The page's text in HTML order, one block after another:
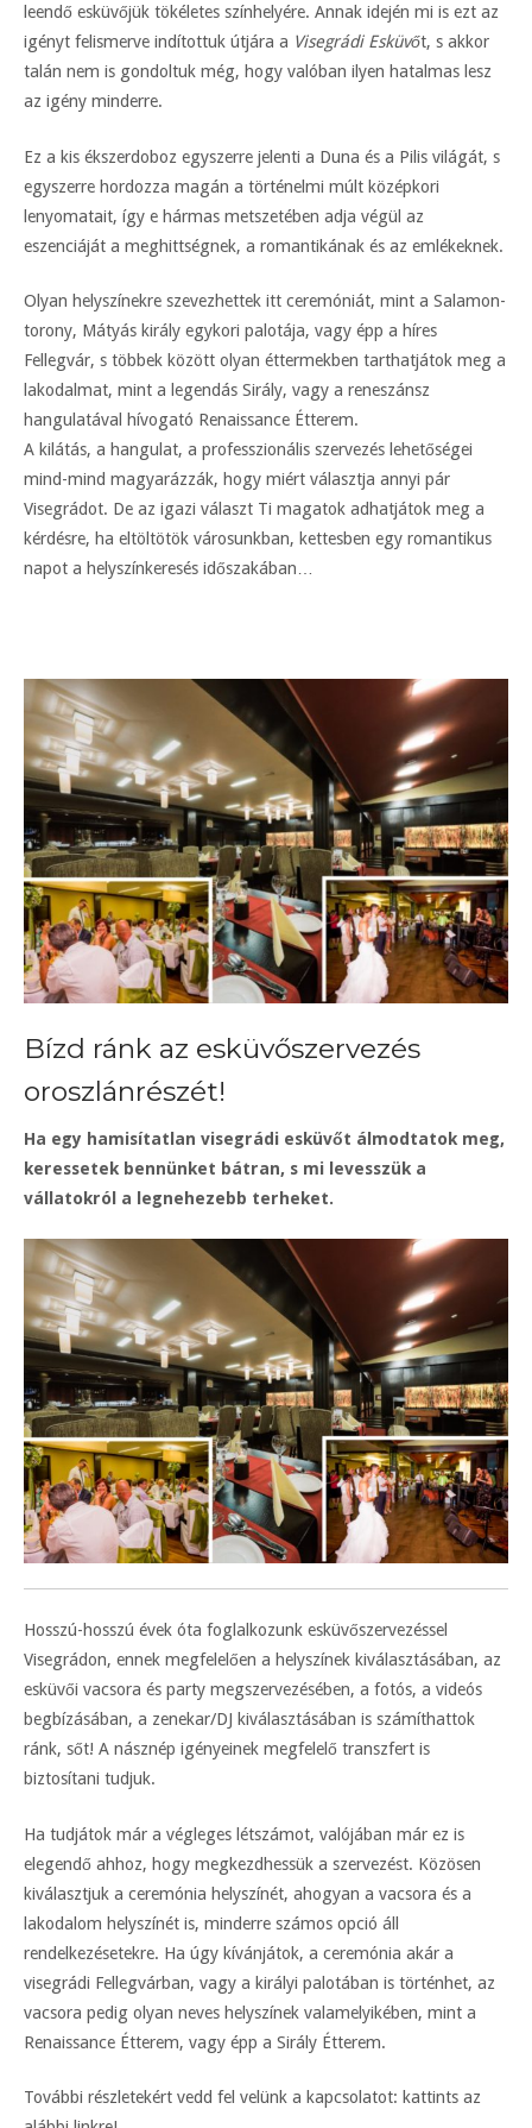
leendő esküvőjük tökéletes színhelyére. Annak idején mi is ezt az
igényt felismerve indítottuk útjára a Visegrádi Esküvőt, s akkor
talán nem is gondoltuk még, hogy valóban ilyen hatalmas lesz
az igény minderre.
Ez a kis ékszerdoboz egyszerre jelenti a Duna és a Pilis világát, s
egyszerre hordozza magán a történelmi múlt középkori
lenyomatait, így e hármas metszetében adja végül az
eszenciáját a meghittségnek, a romantikának és az emlékeknek.
Olyan helyszínekre szevezhettek itt ceremóniát, mint a Salamon-
torony, Mátyás király egykori palotája, vagy épp a híres
Fellegvár, s többek között olyan éttermekben tarthatjátok meg a
lakodalmat, mint a legendás Sirály, vagy a reneszánsz
hangulatával hívogató Renaissance Étterem.
A kilátás, a hangulat, a professzionális szervezés lehetőségei
mind-mind magyarázzák, hogy miért választja annyi pár
Visegrádot. De az igazi választ Ti magatok adhatjátok meg a
kérdésre, ha eltöltötök városunkban, kettesben egy romantikus
napot a helyszínkeresés időszakában…
Bízd ránk az esküvőszervezés
oroszlánrészét!
Ha egy hamisítatlan visegrádi esküvőt álmodtatok meg,
keressetek bennünket bátran, s mi levesszük a
vállatokról a legnehezebb terheket.
Hosszú-hosszú évek óta foglalkozunk esküvőszervezéssel
Visegrádon, ennek megfelelően a helyszínek kiválasztásában, az
esküvői vacsora és party megszervezésében, a fotós, a videós
begbízásában, a zenekar/DJ kiválasztásában is számíthattok
ránk, sőt! A násznép igényeinek megfelelő transzfert is
biztosítani tudjuk.
Ha tudjátok már a végleges létszámot, valójában már ez is
elegendő ahhoz, hogy megkezdhessük a szervezést. Közösen
kiválasztjuk a ceremónia helyszínét, ahogyan a vacsora és a
lakodalom helyszínét is, minderre számos opció áll
rendelkezésetekre. Ha úgy kívánjátok, a ceremónia akár a
visegrádi Fellegvárban, vagy a királyi palotában is történhet, az
vacsora pedig olyan neves helyszínek valamelyikében, mint a
Renaissance Étterem, vagy épp a Sirály Étterem.
További részletekért vedd fel velünk a kapcsolatot: kattints az